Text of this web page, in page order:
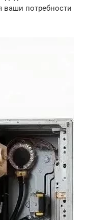
ваши потребности